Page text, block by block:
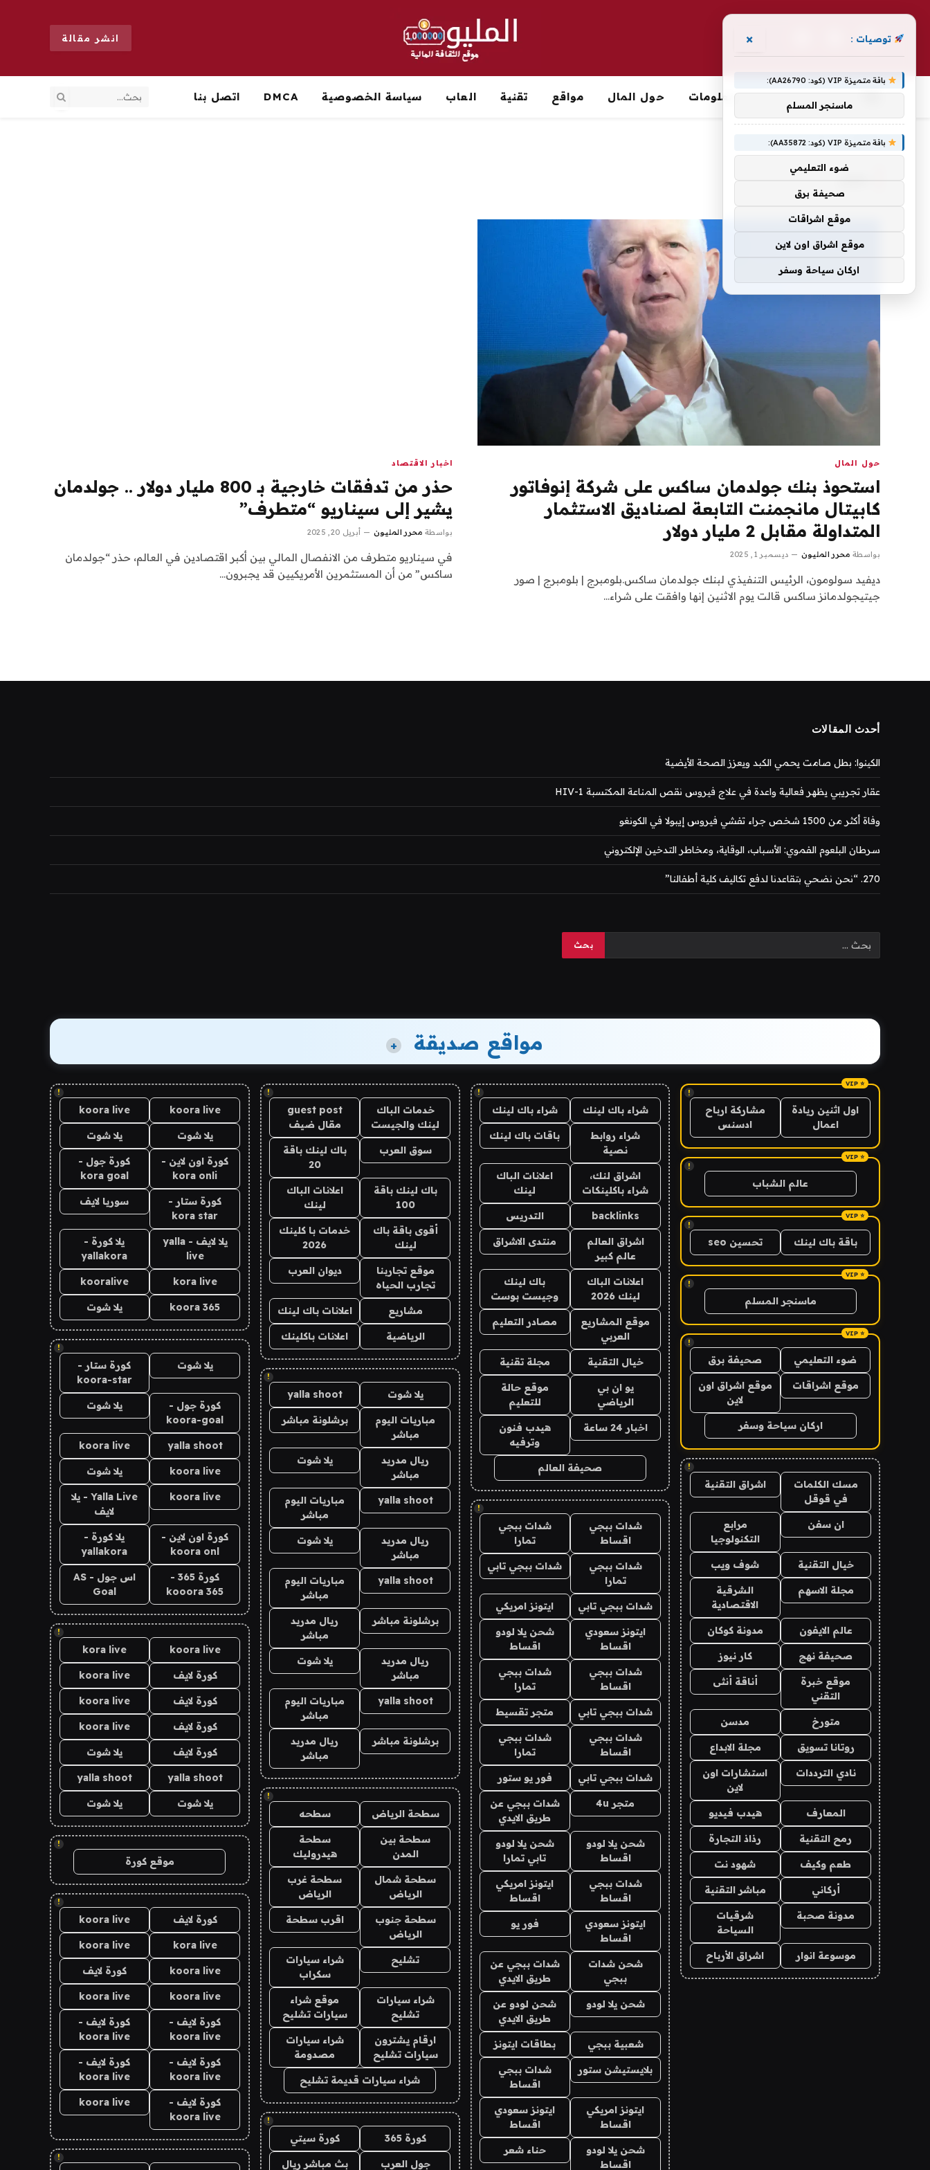
فيسبوك
(Twitter)
انشر مقالة
معلومات حول المال مواقع تقنية العاب سياسة الخصوصية DMCA اتصل بنا
حول المال
استحوذ بنك جولدمان ساكس على شركة إنوفاتور
كابيتال مانجمنت التابعة لصناديق الاستثمار
المتداولة مقابل 2 مليار دولار
بواسطة محرر المليون ديسمبر 1, 2025
ديفيد سولومون، الرئيس التنفيذي لبنك جولدمان ساكس.بلومبرج | بلومبرج | صور
جيتيجولدمانز ساكس قالت يوم الاثنين إنها وافقت على شراء…
اخبار الاقتصاد
حذر من تدفقات خارجية بـ 800 مليار دولار .. جولدمان
يشير إلى سيناريو “متطرف”
بواسطة محرر المليون أبريل 20, 2025
في سيناريو متطرف من الانفصال المالي بين أكبر اقتصادين في العالم، حذر “جولدمان
ساكس” من أن المستثمرين الأمريكيين قد يجبرون…
أحدث المقالات
الكينوا: بطل صامت يحمي الكبد ويعزز الصحة الأيضية
عقار تجريبي يظهر فعالية واعدة في علاج فيروس نقص المناعة المكتسبة HIV-1
وفاة أكثر من 1500 شخص جراء تفشي فيروس إيبولا في الكونغو
سرطان البلعوم الفموي: الأسباب، الوقاية، ومخاطر التدخين الإلكتروني
270. “نحن نضحي بتقاعدنا لدفع تكاليف كلية أطفالنا”
مواقع صديقة +
!
اول اثنين ريادة
اعمال
مشاركة ارباح
ادسنس
!
عالم الشباب
!
باقة باك لينك تحسين seo
!
ماسنجر المسلم
!
ضوء التعليمي صحيفة برق
موقع اشراقات
موقع اشراق اون
لاين
اركان سياحة وسفر
!
مسك الكلمات
في قوقل
اشراق التقنية
ان سفن
مرابع
التكنولوجيا
خيال التقنية شوف ويب
مجلة الاسهم
الشرقية
الاقتصادية
عالم الايفون مدونة كوكان
صحيفة نهج كار نيوز
موقع خبرة
التقني
أناقة أنثى
متورخ مدسن
روتانا تسويق مجلة الابداع
نادي الترددات
استشارات اون
لاين
المعارف هيدب فيديو
رمح التقنية رذاذ التجارة
طعم وكيف شهود نت
أركاني مباشر التقنية
مدونة صحبة
شرقيات
السياحة
موسوعة انوار اشراق الأرباح
!
شراء باك لينك شراء باك لينك
شراء روابط
نصية
باقات باك لينك
اشراق لنك،
شراء باكلينكات
اعلانات الباك
لينك
backlinks التدريس
اشراق العالم
عالم كبير
منتدى الاشراق
اعلانات الباك
لينك 2026
باك لينك
وجيست بوست
موقع المشاريع
العربي
مصادر التعليم
خيال التقنية مجلة تقنية
يو ان بي
الرياضي
موقع حالة
للتعليم
اخبار 24 ساعة
هيدب فنون
وترفيه
صحيفة العالم
!
شدات ببجي
اقساط
شدات ببجي
تمارا
شدات ببجي
تمارا
شدات ببجي تابي
شدات ببجي تابي ايتونز امريكي
ايتونز سعودي
اقساط
شحن يلا لودو
اقساط
شدات ببجي
اقساط
شدات ببجي
تمارا
شدات ببجي تابي متجر تقسيط
شدات ببجي
اقساط
شدات ببجي
تمارا
شدات ببجي تابي فور يو ستور
متجر 4u
شدات ببجي عن
طريق الايدي
شحن يلا لودو
اقساط
شحن يلا لودو
تابي تمارا
شدات ببجي
اقساط
ايتونز امريكي
اقساط
ايتونز سعودي
اقساط
فور يو
شحن شدات
ببجي
شدات ببجي عن
طريق الايدي
شحن يلا لودو
شحن لودو عن
طريق الايدي
شعبية ببجي بطاقات ايتونز
بلايستيشن ستور
شدات ببجي
اقساط
ايتونز امريكي
اقساط
ايتونز سعودي
اقساط
شحن يلا لودو
اقساط
حناء شعر
!
خدمات الباك
لينك والجيست
guest post
مقال ضيف
سوق العرب
باك لينك باقة
20
باك لينك باقة
100
اعلانات الباك
لينك
أقوى باقة باك
لينك
خدمات با كلينك
2026
موقع تجاربنا
تجارب الحياه
ديوان العرب
مشاريع اعلانات باك لينك
الرياضية اعلانات باكلينك
!
يلا شوت yalla shoot
مباريات اليوم
مباشر
برشلونة مباشر
ريال مدريد
مباشر
يلا شوت
yalla shoot
مباريات اليوم
مباشر
ريال مدريد
مباشر
يلا شوت
yalla shoot
مباريات اليوم
مباشر
برشلونة مباشر
ريال مدريد
مباشر
ريال مدريد
مباشر
يلا شوت
yalla shoot
مباريات اليوم
مباشر
برشلونة مباشر
ريال مدريد
مباشر
!
سطحة الرياض سطحه
سطحة بين
المدن
سطحة
هيدروليك
سطحة شمال
الرياض
سطحة غرب
الرياض
سطحة جنوب
الرياض
اقرب سطحة
تشليح
شراء سيارات
سكراب
شراء سيارات
تشليح
موقع شراء
سيارات تشليح
ارقام يشترون
سيارات تشليح
شراء سيارات
مصدومة
شراء سيارات قديمة تشليح
!
كورة 365 كورة سيتي
جول العرب بث مباشر ريال
!
koora live
koora live
يلا شوت يلا شوت
كورة اون لاين -
kora onli
كورة جول -
kora goal
كورة ستار -
kora star
سوريا لايف
يلا لايف - yalla
live
يلا كورة -
yallakora
kora live
kooralive
koora 365 يلا شوت
!
يلا شوت
كورة ستار -
koora-star
كورة جول -
koora-goal
يلا شوت
yalla shoot
koora live
koora live يلا شوت
koora live
Yalla Live - يلا
لايف
كورة اون لاين -
koora onl
يلا كورة -
yallakora
كورة 365 -
kooora 365
اس جول - AS
Goal
!
koora live
kora live
كورة لايف koora live
كورة لايف koora live
كورة لايف koora live
كورة لايف يلا شوت
yalla shoot
yalla shoot
يلا شوت يلا شوت
!
موقع كورة
!
كورة لايف koora live
kora live
koora live
koora live كورة لايف
koora live
koora live
كورة لايف -
koora live
كورة لايف -
koora live
كورة لايف -
koora live
كورة لايف -
koora live
كورة لايف -
koora live
koora live
!
توصيات : ×
باقة متميزة VIP (كود: AA26790):
ماسنجر المسلم
باقة متميزة VIP (كود: AA35872):
ضوء التعليمي
صحيفة برق
موقع اشراقات
موقع اشراق اون لاين
اركان سياحة وسفر